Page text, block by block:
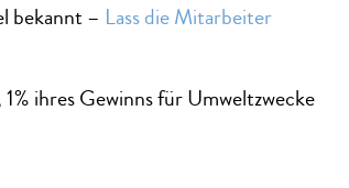
bekannt – Lass die Mitarbeiter
ihres Gewinns für Umweltzwecke